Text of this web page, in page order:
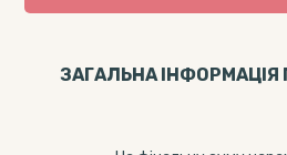
ЗАГАЛЬНА